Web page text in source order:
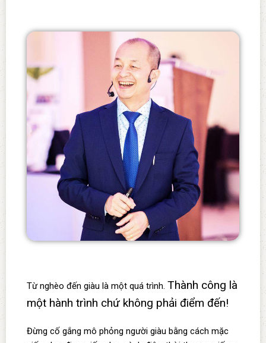
Từ nghèo đến giàu là một quá trình.Thành công là
một hành trình chứ không phải điểm đến!
Đừng cố gắng mô phỏng người giàu bằng cách mặc